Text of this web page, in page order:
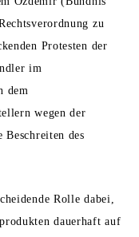
zu
Protesten der
im
dem
wegen der
Beschreiten des
Rolle dabei,
dauerhaft auf